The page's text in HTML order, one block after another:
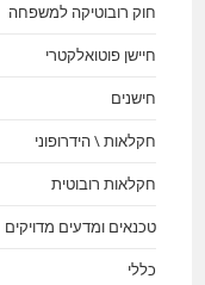
חוק רובוטיקה למשפחה
חיישן פוטואלקטרי
חישנים
חקלאות \ הידרופוני
חקלאות רובוטית
טכנאים ומדעים מדויקים
כללי